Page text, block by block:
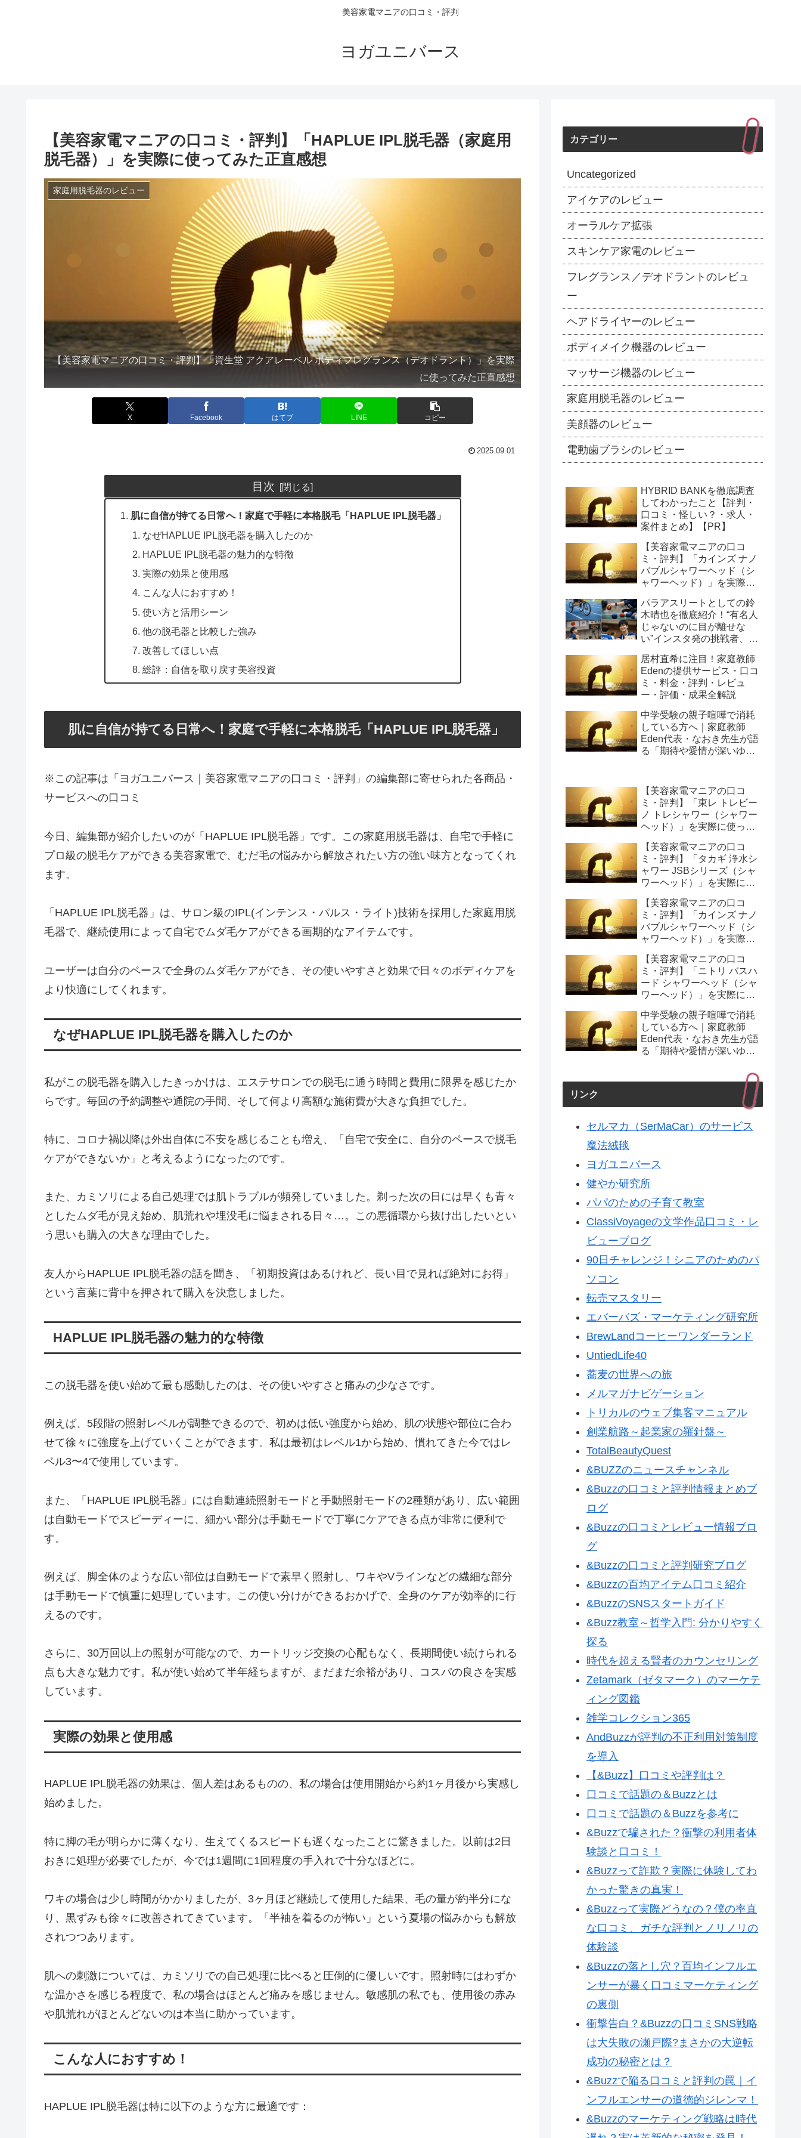
美容家電マニアの口コミ・評判
ヨガユニバース
【美容家電マニアの口コミ・評判】「HAPLUE IPL脱毛器（家庭用
脱毛器）」を実際に使ってみた正直感想
家庭用脱毛器のレビュー
【美容家電マニアの口コミ・評判】「資生堂 アクアレーベル ボディフレグランス（デオドラント）」を実際
に使ってみた正直感想
X Facebook はてブ LINE コピー
2025.09.01
目次
肌に自信が持てる日常へ！家庭で手軽に本格脱毛「HAPLUE IPL脱毛器」
なぜHAPLUE IPL脱毛器を購入したのか
HAPLUE IPL脱毛器の魅力的な特徴
実際の効果と使用感
こんな人におすすめ！
使い方と活用シーン
他の脱毛器と比較した強み
改善してほしい点
総評：自信を取り戻す美容投資
肌に自信が持てる日常へ！家庭で手軽に本格脱毛「HAPLUE IPL脱毛器」
※この記事は「ヨガユニバース｜美容家電マニアの口コミ・評判」の編集部に寄せられた各商品・
サービスへの口コミ
今日、編集部が紹介したいのが「HAPLUE IPL脱毛器」です。この家庭用脱毛器は、自宅で手軽に
プロ級の脱毛ケアができる美容家電で、むだ毛の悩みから解放されたい方の強い味方となってくれ
ます。
「HAPLUE IPL脱毛器」は、サロン級のIPL(インテンス・パルス・ライト)技術を採用した家庭用脱
毛器で、継続使用によって自宅でムダ毛ケアができる画期的なアイテムです。
ユーザーは自分のペースで全身のムダ毛ケアができ、その使いやすさと効果で日々のボディケアを
より快適にしてくれます。
なぜHAPLUE IPL脱毛器を購入したのか
私がこの脱毛器を購入したきっかけは、エステサロンでの脱毛に通う時間と費用に限界を感じたか
らです。毎回の予約調整や通院の手間、そして何より高額な施術費が大きな負担でした。
特に、コロナ禍以降は外出自体に不安を感じることも増え、「自宅で安全に、自分のペースで脱毛
ケアができないか」と考えるようになったのです。
また、カミソリによる自己処理では肌トラブルが頻発していました。剃った次の日には早くも青々
としたムダ毛が見え始め、肌荒れや埋没毛に悩まされる日々…。この悪循環から抜け出したいとい
う思いも購入の大きな理由でした。
友人からHAPLUE IPL脱毛器の話を聞き、「初期投資はあるけれど、長い目で見れば絶対にお得」
という言葉に背中を押されて購入を決意しました。
HAPLUE IPL脱毛器の魅力的な特徴
この脱毛器を使い始めて最も感動したのは、その使いやすさと痛みの少なさです。
例えば、5段階の照射レベルが調整できるので、初めは低い強度から始め、肌の状態や部位に合わ
せて徐々に強度を上げていくことができます。私は最初はレベル1から始め、慣れてきた今ではレ
ベル3〜4で使用しています。
また、「HAPLUE IPL脱毛器」には自動連続照射モードと手動照射モードの2種類があり、広い範囲
は自動モードでスピーディーに、細かい部分は手動モードで丁寧にケアできる点が非常に便利で
す。
例えば、脚全体のような広い部位は自動モードで素早く照射し、ワキやVラインなどの繊細な部分
は手動モードで慎重に処理しています。この使い分けができるおかげで、全身のケアが効率的に行
えるのです。
さらに、30万回以上の照射が可能なので、カートリッジ交換の心配もなく、長期間使い続けられる
点も大きな魅力です。私が使い始めて半年経ちますが、まだまだ余裕があり、コスパの良さを実感
しています。
実際の効果と使用感
HAPLUE IPL脱毛器の効果は、個人差はあるものの、私の場合は使用開始から約1ヶ月後から実感し
始めました。
特に脚の毛が明らかに薄くなり、生えてくるスピードも遅くなったことに驚きました。以前は2日
おきに処理が必要でしたが、今では1週間に1回程度の手入れで十分なほどに。
ワキの場合は少し時間がかかりましたが、3ヶ月ほど継続して使用した結果、毛の量が約半分にな
り、黒ずみも徐々に改善されてきています。「半袖を着るのが怖い」という夏場の悩みからも解放
されつつあります。
肌への刺激については、カミソリでの自己処理に比べると圧倒的に優しいです。照射時にはわずか
な温かさを感じる程度で、私の場合はほとんど痛みを感じません。敏感肌の私でも、使用後の赤み
や肌荒れがほとんどないのは本当に助かっています。
こんな人におすすめ！
HAPLUE IPL脱毛器は特に以下のような方に最適です：
カテゴリー
Uncategorized
アイケアのレビュー
オーラルケア拡張
スキンケア家電のレビュー
フレグランス／デオドラントのレビュ
ー
ヘアドライヤーのレビュー
ボディメイク機器のレビュー
マッサージ機器のレビュー
家庭用脱毛器のレビュー
美顔器のレビュー
電動歯ブラシのレビュー
HYBRID BANKを徹底調査
してわかったこと【評判・
口コミ・怪しい？・求人・
案件まとめ】【PR】
【美容家電マニアの口コ
ミ・評判】「カインズ ナノ
バブルシャワーヘッド（シ
ャワーヘッド）」を実際に
パラアスリートとしての鈴
木晴也を徹底紹介！“有名人
じゃないのに目が離せな
い”インスタ発の挑戦者、そ
を長めに追います
居村直希に注目！家庭教師
Edenの提供サービス・口コ
ミ・料金・評判・レビュ
ー・評価・成果全解説
中学受験の親子喧嘩で消耗
している方へ｜家庭教師
Eden代表・なおき先生が語
る「期待や愛情が深いゆえ
いう選び方
【美容家電マニアの口コ
ミ・評判】「東レ トレビー
ノ トレシャワー（シャワー
ヘッド）」を実際に使って
【美容家電マニアの口コ
ミ・評判】「タカギ 浄水シ
ャワー JSBシリーズ（シャ
ワーヘッド）」を実際に使
【美容家電マニアの口コ
ミ・評判】「カインズ ナノ
バブルシャワーヘッド（シ
ャワーヘッド）」を実際に
【美容家電マニアの口コ
ミ・評判】「ニトリ バスハ
ード シャワーヘッド（シャ
ワーヘッド）」を実際に使
中学受験の親子喧嘩で消耗
している方へ｜家庭教師
Eden代表・なおき先生が語
る「期待や愛情が深いゆえ
と、間に第三者を入れると
リンク
セルマカ（SerMaCar）のサービス
魔法絨毯
ヨガユニバース
健やか研究所
パパのための子育て教室
ClassiVoyageの文学作品口コミ・レ
ビューブログ
90日チャレンジ！シニアのためのパ
ソコン
転売マスタリー
エバーバズ・マーケティング研究所
BrewLandコーヒーワンダーランド
UntiedLife40
蕎麦の世界への旅
メルマガナビゲーション
トリカルのウェブ集客マニュアル
創業航路～起業家の羅針盤～
TotalBeautyQuest
&BUZZのニュースチャンネル
&Buzzの口コミと評判情報まとめブ
ログ
&Buzzの口コミとレビュー情報ブロ
グ
&Buzzの口コミと評判研究ブログ
&Buzzの百均アイテム口コミ紹介
&BuzzのSNSスタートガイド
&Buzz教室～哲学入門: 分かりやすく
探る
時代を超える賢者のカウンセリング
Zetamark（ゼタマーク）のマーケテ
ィング図鑑
雑学コレクション365
AndBuzzが評判の不正利用対策制度
を導入
【&Buzz】口コミや評判は？
口コミで話題の＆Buzzとは
口コミで話題の＆Buzzを参考に
&Buzzで騙された？衝撃の利用者体
験談と口コミ！
&Buzzって詐欺？実際に体験してわ
かった驚きの真実！
&Buzzって実際どうなの？僕の率直
な口コミ、ガチな評判とノリノリの
体験談
&Buzzの落とし穴？百均インフルエ
ンサーが暴く口コミマーケティング
の裏側
衝撃告白？&Buzzの口コミSNS戦略
は大失敗の瀬戸際?まさかの大逆転
成功の秘密とは？
&Buzzで陥る口コミと評判の罠｜イ
ンフルエンサーの道徳的ジレンマ！
&Buzzのマーケティング戦略は時代